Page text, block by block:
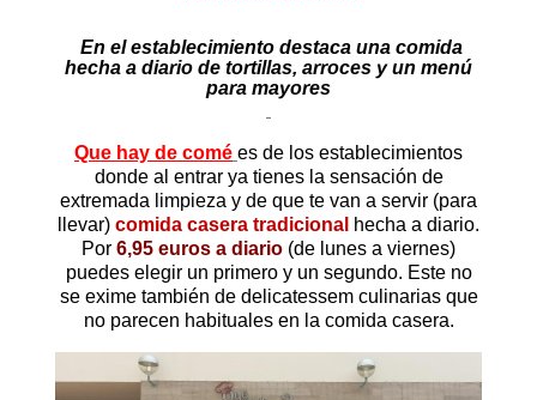
En el establecimiento destaca una comida
hecha a diario de tortillas, arroces y un menú
para mayores
Que hay de comé es de los establecimientos
donde al entrar ya tienes la sensación de
extremada limpieza y de que te van a servir (para
llevar) comida casera tradicional hecha a diario.
Por 6,95 euros a diario (de lunes a viernes)
puedes elegir un primero y un segundo. Este no
se exime también de delicatessem culinarias que
no parecen habituales en la comida casera.